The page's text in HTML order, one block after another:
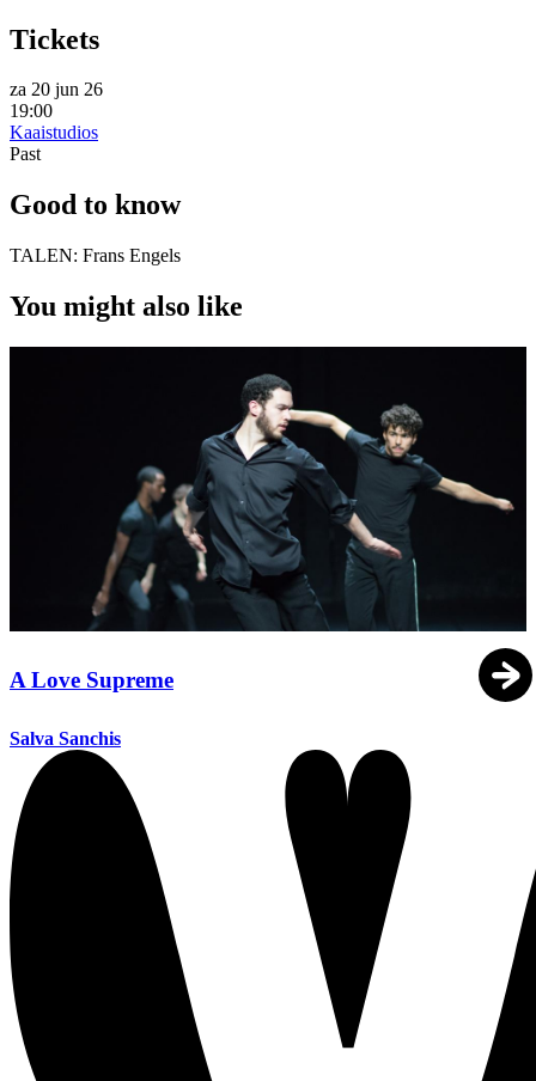
Tickets
za 20 jun 26
19:00
Kaaistudios
Past
Good to know
TALEN: Frans Engels
You might also like
A Love Supreme
Salva Sanchis